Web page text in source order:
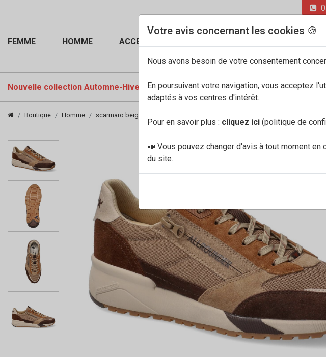
FEMME HOMME ACCESSOIRES
Nouvelle collection Automne-Hiver 2026-27 PROMOTIONS
Boutique Homme scarmaro beige
Votre avis concernant les cookies 🍪
Nous avons besoin de votre consentement
En poursuivant votre navigation, vous acceptez
adaptés à vos centres d'intérêt.
Pour en savoir plus : cliquez ici (politique de
📣 Vous pouvez changer d'avis à tout moment
du site.